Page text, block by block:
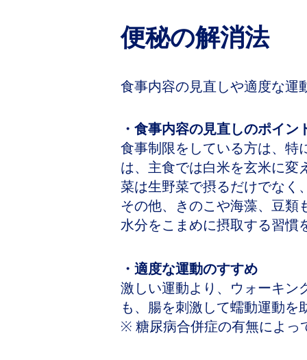
便秘の解消法
食事内容の見直しや適度な運
・食事内容の見直しのポイン
食事制限をしている方は、特
は、主食では白米を玄米に変
菜は生野菜で摂るだけでなく
その他、きのこや海藻、豆類
水分をこまめに摂取する習慣
・適度な運動のすすめ
激しい運動より、ウォーキン
も、腸を刺激して蠕動運動を
※ 糖尿病合併症の有無によっ